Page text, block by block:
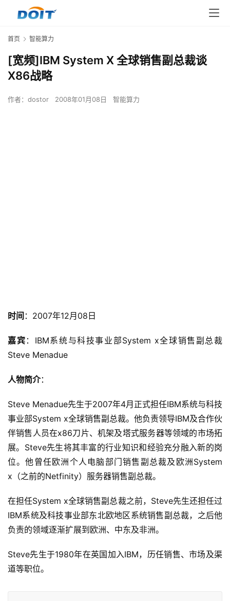
首页 智能算力
[宽频]IBM System X 全球销售副总裁谈
X86战略
作者： dostor 2008年01月08日 智能算力
时间 ：2007年12月08日
嘉宾 ：IBM系统与科技事业部System x全球销售副总裁
Steve Menadue
人物简介：
Steve Menadue先生于2007年4月正式担任IBM系统与科技
事业部System x全球销售副总裁。他负责领导IBM及合作伙
伴销售人员在x86刀片、机架及塔式服务器等领域的市场拓
展。Steve先生将其丰富的行业知识和经验充分融入新的岗
位。他曾任欧洲个人电脑部门销售副总裁及欧洲System
x（之前的Netfinity）服务器销售副总裁。
在担任System x全球销售副总裁之前，Steve先生还担任过
IBM系统及科技事业部东北欧地区系统销售副总裁，之后他
负责的领域逐渐扩展到欧洲、中东及非洲。
Steve先生于1980年在英国加入IBM，历任销售、市场及渠
道等职位。